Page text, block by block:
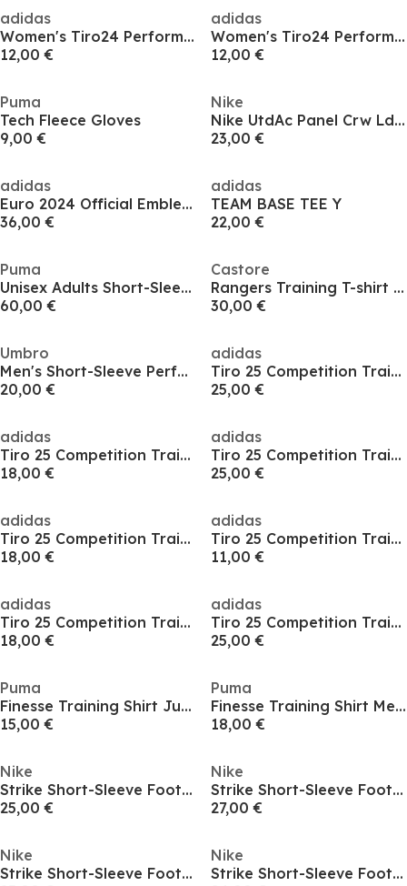
adidas
Women's Tiro24 Performance Polo Shirt
12,00 €
adidas
Women's Tiro24 Performance Polo Shirt
12,00 €
Puma
Tech Fleece Gloves
9,00 €
Nike
Nike UtdAc Panel Crw Ld54
23,00 €
adidas
Euro 2024 Official Emblem T-Shirt Mens
36,00 €
adidas
TEAM BASE TEE Y
22,00 €
Puma
Unisex Adults Short-Sleeve Performance T-Shirt
60,00 €
Castore
Rangers Training T-shirt 2022 2023 Juniors
30,00 €
Umbro
Men's Short-Sleeve Performance T-Shirt
20,00 €
adidas
Tiro 25 Competition Training T-Shirt Mens
25,00 €
adidas
Tiro 25 Competition Training T-Shirt Mens
18,00 €
adidas
Tiro 25 Competition Training T-Shirt Mens
25,00 €
adidas
Tiro 25 Competition Training T-Shirt Mens
18,00 €
adidas
Tiro 25 Competition Training T-Shirt Mens
11,00 €
adidas
Tiro 25 Competition Training T-Shirt Mens
18,00 €
adidas
Tiro 25 Competition Training T-Shirt Mens
25,00 €
Puma
Finesse Training Shirt Juniors
15,00 €
Puma
Finesse Training Shirt Mens
18,00 €
Nike
Strike Short-Sleeve Football Top Juniors
25,00 €
Nike
Strike Short-Sleeve Football Top Juniors
27,00 €
Nike
Strike Short-Sleeve Football Top Juniors
Nike
Strike Short-Sleeve Football Top Juniors